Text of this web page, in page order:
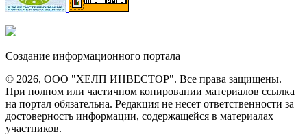
Создание информационного портала
© 2026, ООО "ХЕЛП ИНВЕСТОР". Все права защищены.
При полном или частичном копировании материалов ссылка
на портал обязательна. Редакция не несет ответственности за
достоверность информации, содержащейся в материалах
участников.